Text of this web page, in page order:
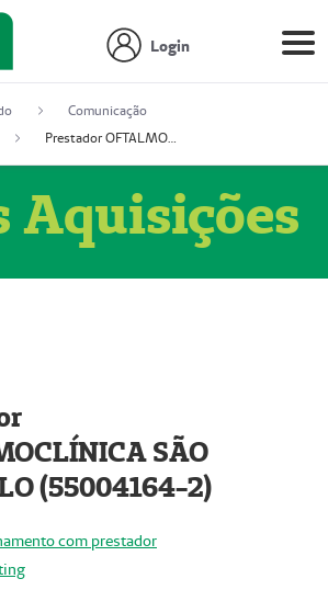
Login
Comunicação
Prestador OFTALMOCLÍNICA SÃO GONÇALO (55004164-2)
Aquisições
SÃO
(55004164-2)
com prestador